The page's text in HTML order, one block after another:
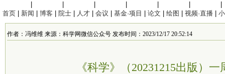
首页
新闻 博客 院士 人才 会议 基金·项目 论文 绘图 视频·直播
作者：冯维维 来源：科学网微信公众号 发布时间：2023/12/17 20:52:14
《科学》（20231215出版）